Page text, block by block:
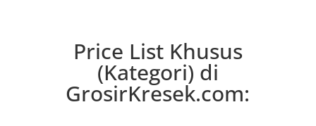
Price List Khusus
(Kategori) di
GrosirKresek.com: